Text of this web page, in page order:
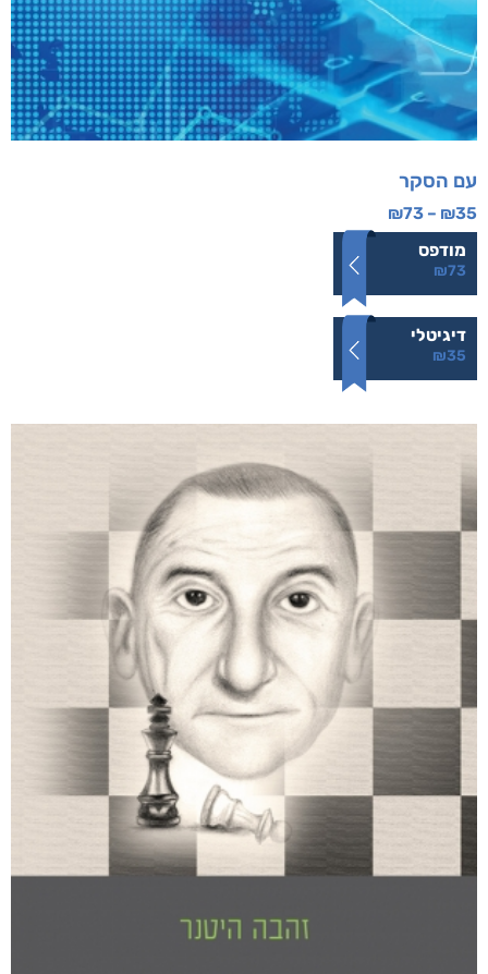
עם הסקר
₪35
–
₪73
מודפס
₪73
דיגיטלי
₪35